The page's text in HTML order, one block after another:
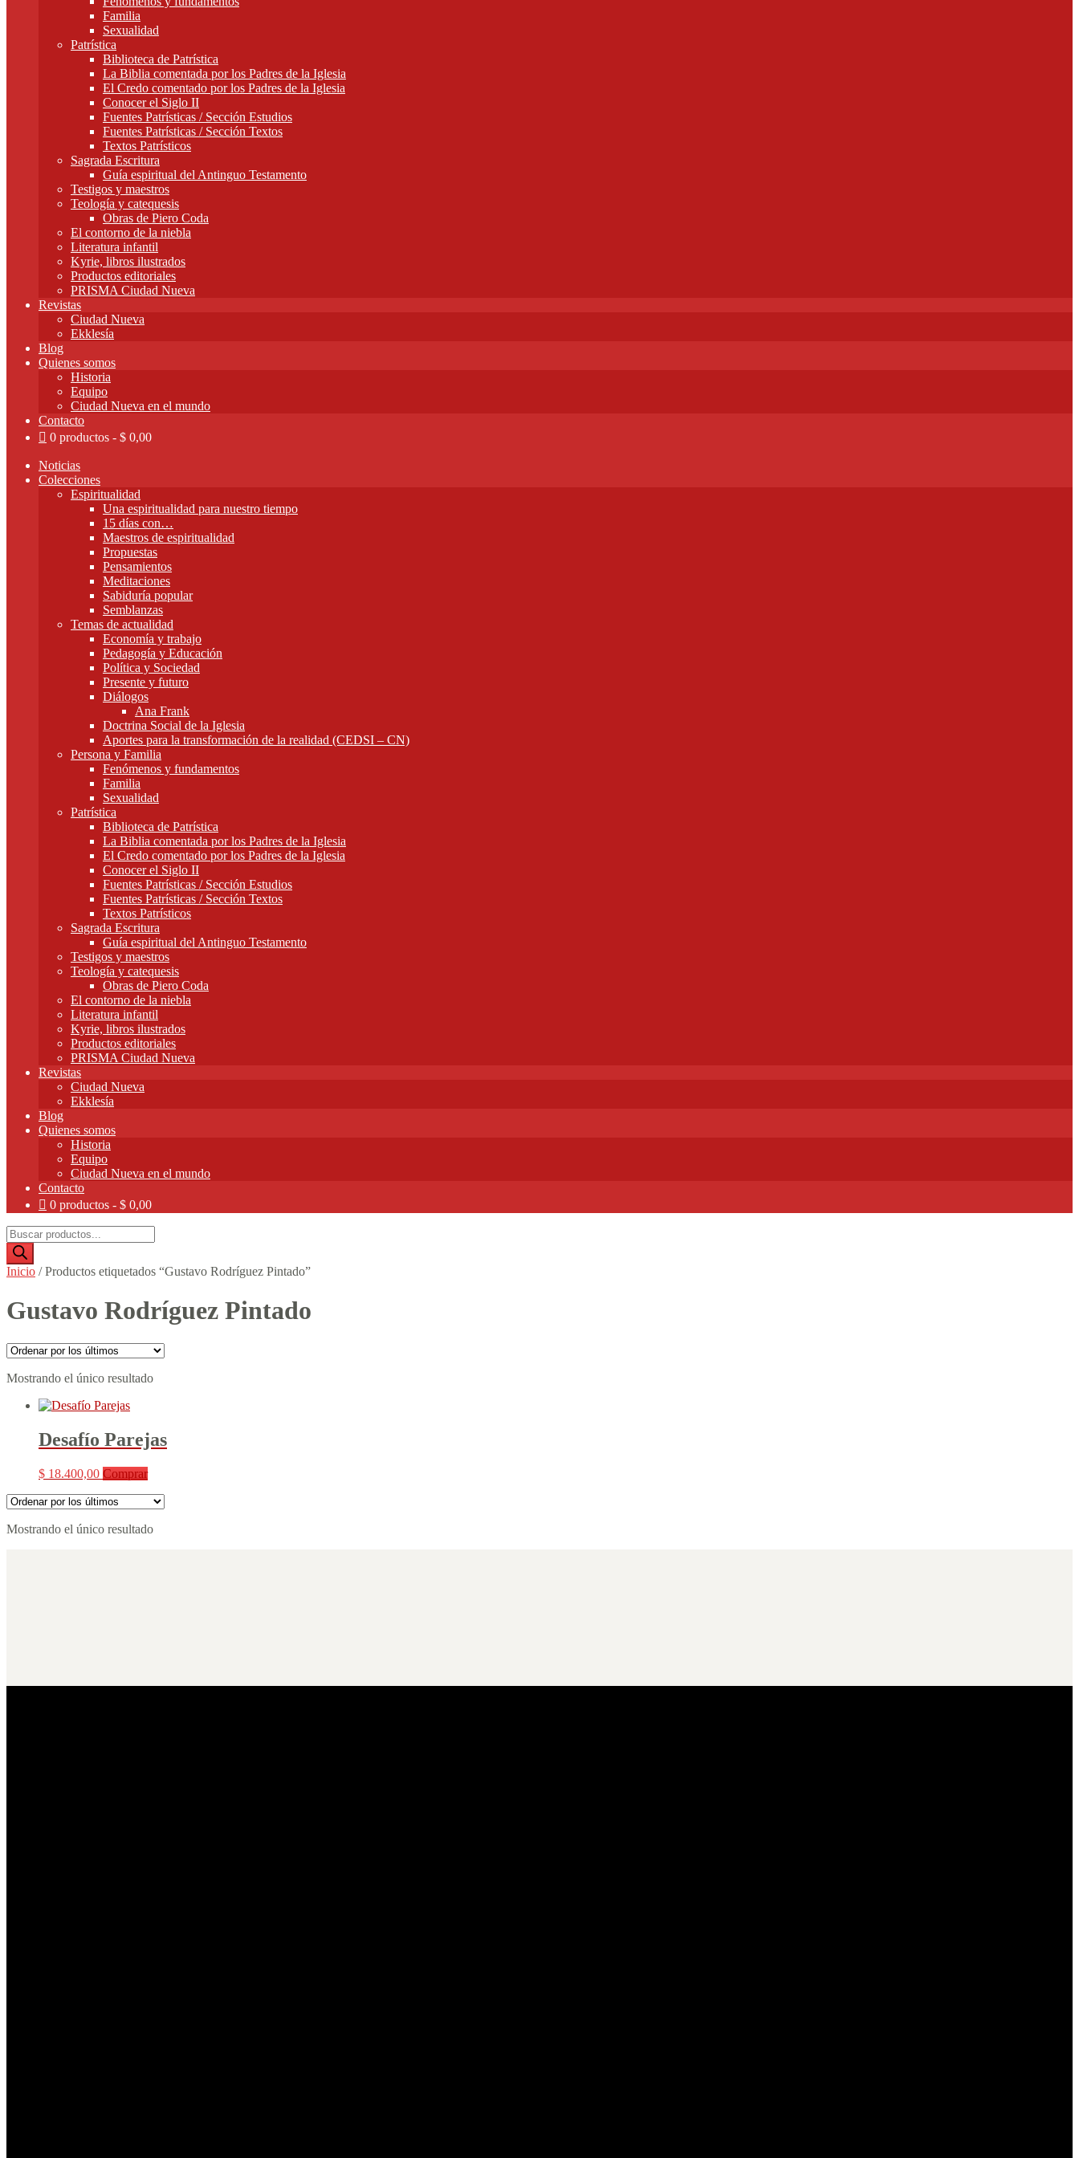
Familia
Sexualidad
Patrística
Biblioteca de Patrística
La Biblia comentada por los Padres de la Iglesia
El Credo comentado por los Padres de la Iglesia
Conocer el Siglo II
Fuentes Patrísticas / Sección Estudios
Fuentes Patrísticas / Sección Textos
Textos Patrísticos
Sagrada Escritura
Guía espiritual del Antinguo Testamento
Testigos y maestros
Teología y catequesis
Obras de Piero Coda
El contorno de la niebla
Literatura infantil
Kyrie, libros ilustrados
Productos editoriales
PRISMA Ciudad Nueva
Revistas
Ciudad Nueva
Ekklesía
Blog
Quienes somos
Historia
Equipo
Ciudad Nueva en el mundo
Contacto
0 productos
$ 0,00
Noticias
Colecciones
Espiritualidad
Una espiritualidad para nuestro tiempo
15 días con…
Maestros de espiritualidad
Propuestas
Pensamientos
Meditaciones
Sabiduría popular
Semblanzas
Temas de actualidad
Economía y trabajo
Pedagogía y Educación
Política y Sociedad
Presente y futuro
Diálogos
Ana Frank
Doctrina Social de la Iglesia
Aportes para la transformación de la realidad (CEDSI – CN)
Persona y Familia
Fenómenos y fundamentos
Familia
Sexualidad
Patrística
Biblioteca de Patrística
La Biblia comentada por los Padres de la Iglesia
El Credo comentado por los Padres de la Iglesia
Conocer el Siglo II
Fuentes Patrísticas / Sección Estudios
Fuentes Patrísticas / Sección Textos
Textos Patrísticos
Sagrada Escritura
Guía espiritual del Antinguo Testamento
Testigos y maestros
Teología y catequesis
Obras de Piero Coda
El contorno de la niebla
Literatura infantil
Kyrie, libros ilustrados
Productos editoriales
PRISMA Ciudad Nueva
Revistas
Ciudad Nueva
Ekklesía
Blog
Quienes somos
Historia
Equipo
Ciudad Nueva en el mundo
Contacto
0 productos
$ 0,00
Búsqueda
de
productos
Inicio /Productos etiquetados “Gustavo Rodríguez Pintado”
Gustavo Rodríguez Pintado
Mostrando el único resultado
Desafío Parejas
$ 18.400,00 Comprar
Mostrando el único resultado